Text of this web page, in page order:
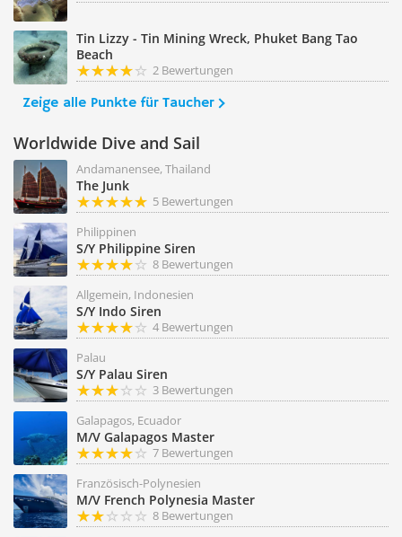
Tin Lizzy - Tin Mining Wreck, Phuket Bang Tao
Beach
2 Bewertungen
Zeige alle Punkte für Taucher
Worldwide Dive and Sail
Andamanensee, Thailand
The Junk
5 Bewertungen
Philippinen
S/Y Philippine Siren
8 Bewertungen
Allgemein, Indonesien
S/Y Indo Siren
4 Bewertungen
Palau
S/Y Palau Siren
3 Bewertungen
Galapagos, Ecuador
M/V Galapagos Master
7 Bewertungen
Französisch-Polynesien
M/V French Polynesia Master
8 Bewertungen